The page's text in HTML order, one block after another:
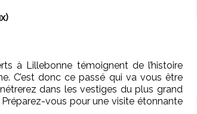
à Lillebonne témoignent de l’histoire
C’est donc ce passé qui va vous être
dans les vestiges du plus grand
vous pour une visite étonnante